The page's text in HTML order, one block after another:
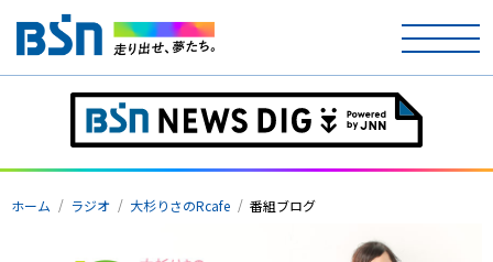
ホーム
テレビ
ラジオ
ホーム ラジオ 大杉りさのRcafe 番組ブログ